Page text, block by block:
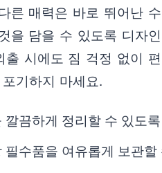
른 매력은 바로 뛰어난
을 담을 수 있도록 디자
출 시에도 짐 걱정 없이
기하지 마세요.
끔하게 정리할 수 있도
수품을 여유롭게 보관할